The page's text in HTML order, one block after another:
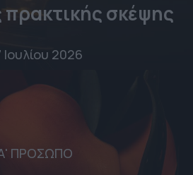
πρακτικής σκέψης
Ιουλίου 2026
ΠΡΟΣΩΠΟ